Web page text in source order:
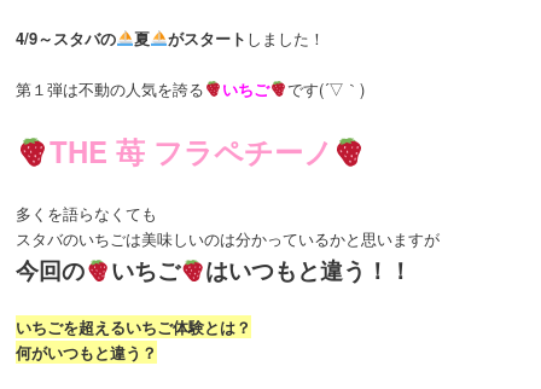
4/9～スタバの 夏 がスタート しました！
第１弾は不動の人気を誇る いちご です(´▽｀)
THE 苺 フラペチーノ
多くを語らなくても
スタバのいちごは美味しいのは分かっているかと思いますが
今回の いちご はいつもと違う！！
いちごを超えるいちご体験とは？
何がいつもと違う？